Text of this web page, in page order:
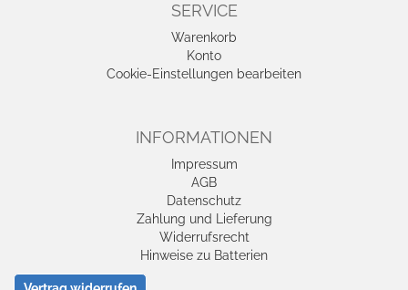
SERVICE
Warenkorb
Konto
Cookie-Einstellungen bearbeiten
INFORMATIONEN
Impressum
AGB
Datenschutz
Zahlung und Lieferung
Widerrufsrecht
Hinweise zu Batterien